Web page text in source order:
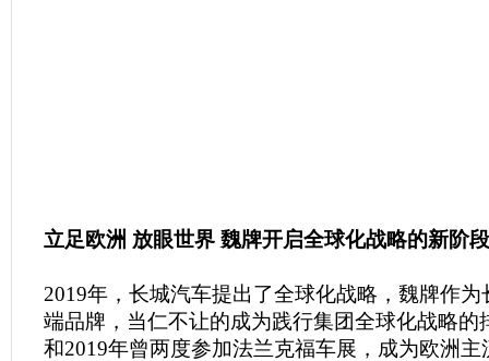
立足欧洲 放眼世界 魏牌开启全球化战略的新阶段
2019年，长城汽车提出了全球化战略，魏牌作
端品牌，当仁不让的成为践行集团全球化战略的
和2019年曾两度参加法兰克福车展，成为欧洲